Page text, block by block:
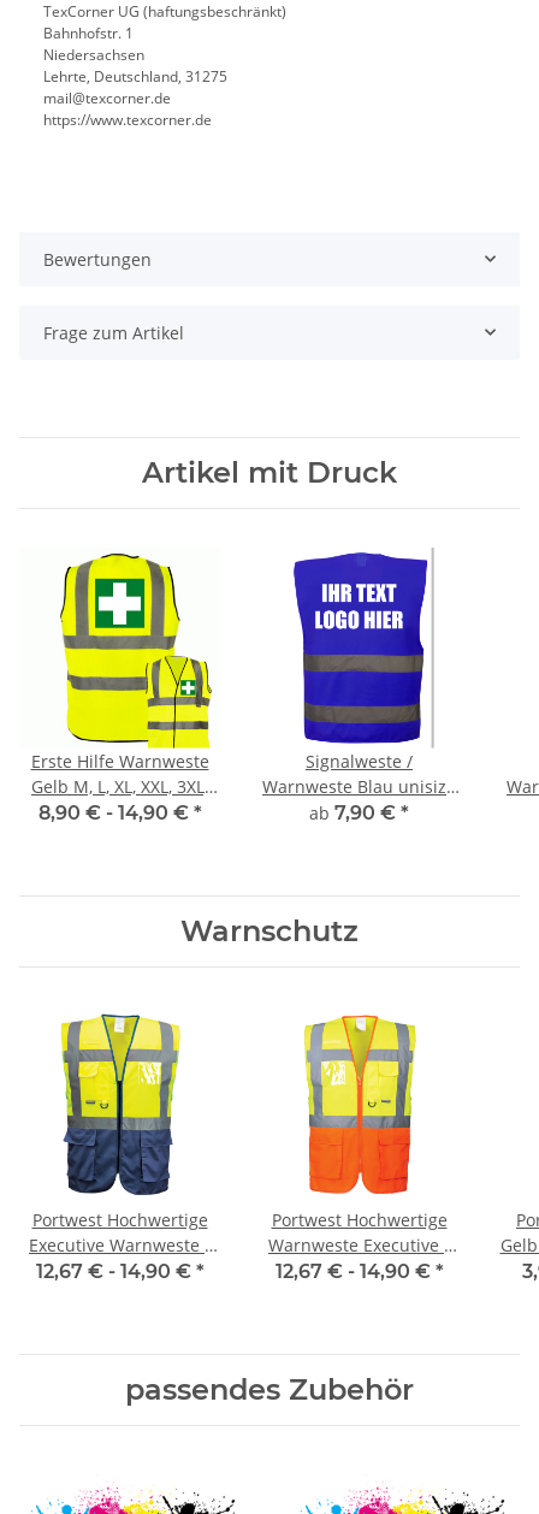
TexCorner UG (haftungsbeschränkt)
Bahnhofstr. 1
Niedersachsen
Lehrte, Deutschland, 31275
mail@texcorner.de
https://www.texcorner.de
Bewertungen
Frage zum Artikel
Artikel mit Druck
Erste Hilfe Warnweste
Gelb M, L, XL, XXL, 3XL,
4XL
8,90 € - 14,90 € *
Signalweste /
Warnweste Blau unisize
inkl Druck
ab 7,90 € *
Warnschutz
Portwest Hochwertige
Executive Warnweste -
two tone gelb / marine
12,67 € - 14,90 € *
Portwest Hochwertige
Warnweste Executive -
two tone gelb / orange
12,67 € - 14,90 € *
passendes Zubehör